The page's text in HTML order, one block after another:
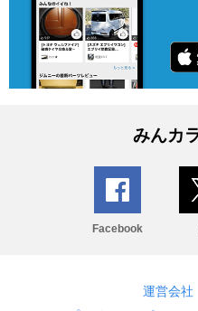
みんカ
Facebook
運営会社